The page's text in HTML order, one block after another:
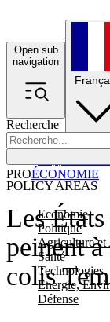
Open sub
navigation
Recherche
POLICY AREAS
Economie
Politique
Agriculture et
Santé
Technologies
Energie,
Défense
Les
peinent
colis
PROÉCONOMIE